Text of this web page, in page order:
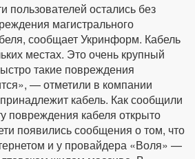
пользователей остались без
магистрального
сообщает Укринформ. Кабель
местах. Это очень крупный
такие повреждения
— отметили в компании
кабель. Как сообщили
повреждения кабеля открыто
появились сообщения о том, что
и у провайдера «Воля» —